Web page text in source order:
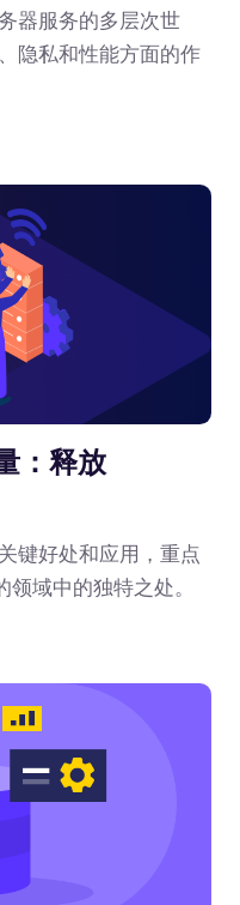
器服务的多层次世
隐私和性能方面的作
：释放
键好处和应用，重点
领域中的独特之处。